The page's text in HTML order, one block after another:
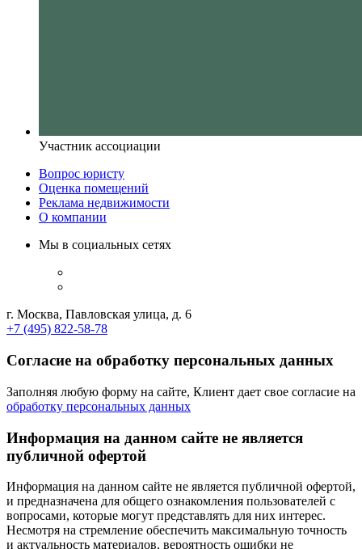
Участник ассоциации
Вопрос юристу
Оценка помещений
Реклама недвижимости
О компании
Мы в социальных сетях
г. Москва, Павловская улица, д. 6
+7 (495) 822-58-78
Согласие на обработку персональных данных
Заполняя любую форму на сайте, Клиент дает свое согласие на
обработку персональных данных
Информация на данном сайте не является
публичной офертой
Информация на данном сайте не является публичной офертой,
и предназначена для общего ознакомления пользователей с
вопросами, которые могут представлять для них интерес.
Несмотря на стремление обеспечить максимальную точность
и актуальность материалов, вероятность ошибки не